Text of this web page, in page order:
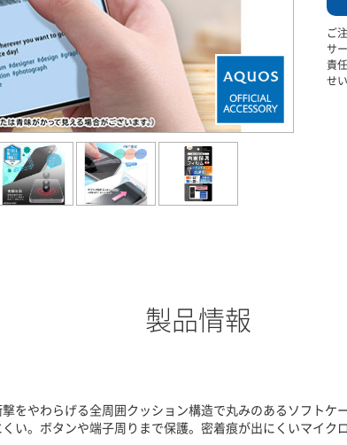
ご
サ
責
せ
製品情報
撃をやわらげる全周囲クッション構造で丸みのあるソフトケ
くい。ボタンや端子周りまで保護。密着痕が出にくいマイク